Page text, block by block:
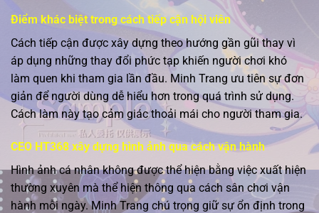
Điểm khác biệt trong cách tiếp cận hội viên
Cách tiếp cận được xây dựng theo hướng gần gũi thay vì
áp dụng những thay đổi phức tạp khiến người chơi khó
làm quen khi tham gia lần đầu. Minh Trang ưu tiên sự đơn
giản để người dùng dễ hiểu hơn trong quá trình sử dụng.
Cách làm này tạo cảm giác thoải mái cho người tham gia.
CEO HT368 xây dựng hình ảnh qua cách vận hành
Hình ảnh cá nhân không được thể hiện bằng việc xuất hiện
thường xuyên mà thể hiện thông qua cách sân chơi vận
hành mỗi ngày. Minh Trang chú trọng giữ sự ổn định trong